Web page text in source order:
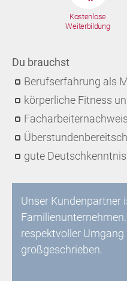
Kostenlose
Weiterbildung
Du brauchst
Berufserfahrung als
körperliche Fitness
Facharbeiternachweis
gute
Unser Kundenpartner
respektvoller
großgeschrieben.